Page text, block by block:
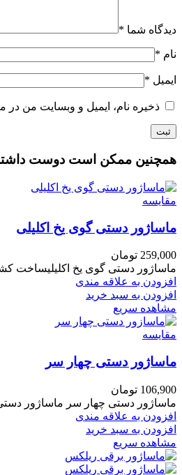
دیدگاه شما *
نام *
ایمیل *
ذخیره نام، ایمیل و وبسایت من در
همچنین ممکن است دوست
مقایسه
ماساژور دستی گوی یخ اکلیلی
259,000 تومان
ماساژور دستی گوی یخ اکلیلیساخت
افزودن به علاقه مندی
افزودن به سبد خرید
مشاهده سریع
مقایسه
ماساژور دستی چهار سر
106,900 تومان
ماساژور دستی چهار سر ماساژور
افزودن به علاقه مندی
افزودن به سبد خرید
مشاهده سریع